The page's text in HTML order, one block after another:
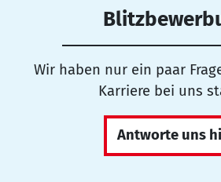
Wir haben nur ein paar
Karriere bei uns
Antworte uns